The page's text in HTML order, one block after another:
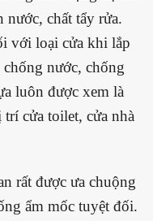
chất tẩy rửa.
với loại cửa khi lắp
nước, chống
luôn được xem là
cửa toilet, cửa nhà
rất được ưa chuộng
ẩm mốc tuyệt đối.